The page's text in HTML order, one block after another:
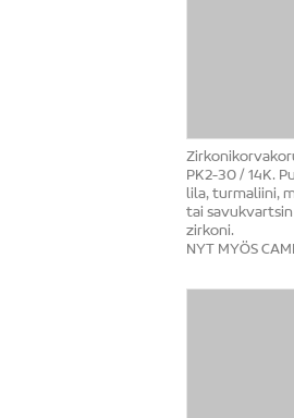
PK2-30 / 14K.
lila, turmaliini,
tai savukvartsin
zirkoni.
NYT MYÖS